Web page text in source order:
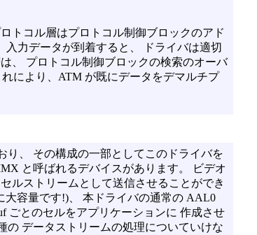
トコル層はプロトコル制御ブロックのアド
力データが到着すると、 ドライバは適切
、 プロトコル制御ブロックの検索のオーバ
により、ATM が既にデータをデマルチプ
り、 その構成の一部としてこのドライバを
と呼ばれるデバイスがあります。 ビデオ
ルストリームとして送信させることができ
大容量です!)、 本ドライバの通常の AAL0
ごとのセルをアプリケーションに 作成させ
の データストリームの処理についていけな